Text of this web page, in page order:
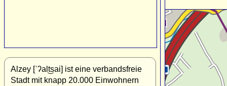
Alzey [ˈʔalt͜sai] ist eine verbandsfreie
Stadt mit knapp 20.000 Einwohnern